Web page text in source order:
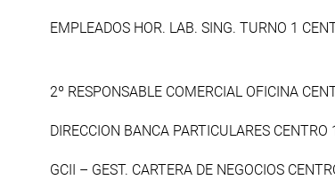
EMPLEADOS HOR. LAB. SING. TURNO 1
2º RESPONSABLE COMERCIAL OFICINA
DIRECCION BANCA PARTICULARES CENTRO
GCII – GEST. CARTERA DE NEGOCIOS